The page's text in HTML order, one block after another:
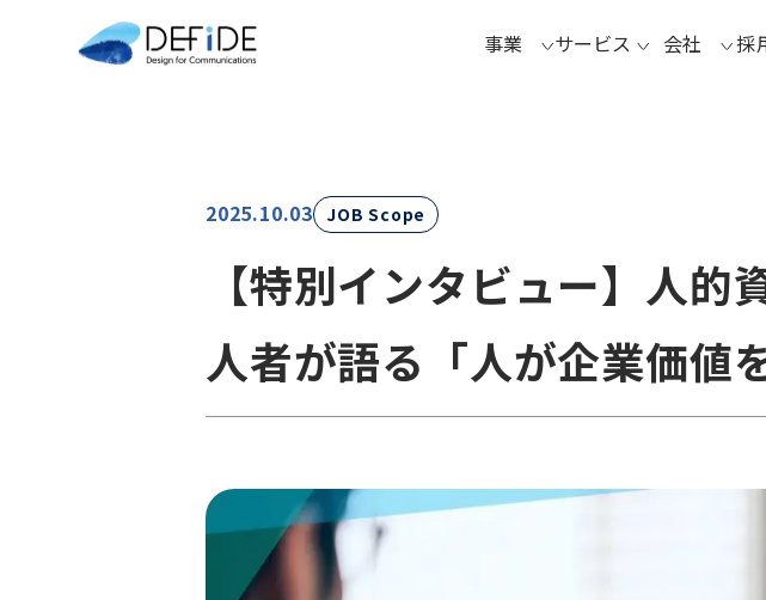
事業 サービス 会社 採
2025.10.03 JOB Scope
【特別インタビュー】人
人者が語る「人が企業価値